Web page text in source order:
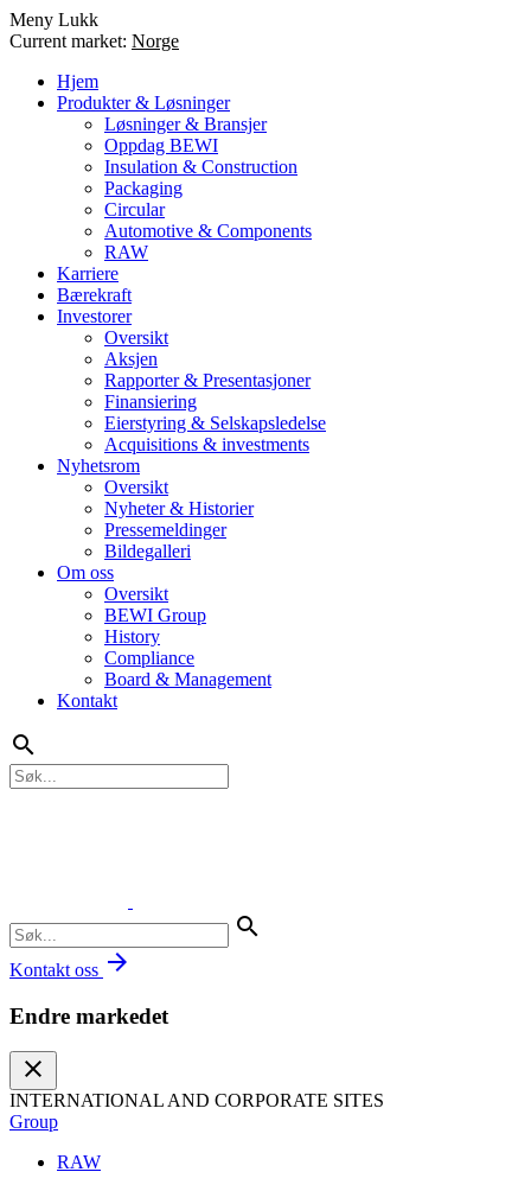
Meny Lukk
Current market: Norge
Hjem
Produkter & Løsninger
Løsninger & Bransjer
Oppdag BEWI
Insulation & Construction
Packaging
Circular
Automotive & Components
RAW
Karriere
Bærekraft
Investorer
Oversikt
Aksjen
Rapporter & Presentasjoner
Finansiering
Eierstyring & Selskapsledelse
Acquisitions & investments
Nyhetsrom
Oversikt
Nyheter & Historier
Pressemeldinger
Bildegalleri
Om oss
Oversikt
BEWI Group
History
Compliance
Board & Management
Kontakt
search
search
Kontakt oss arrow_forward
Endre markedet
close
INTERNATIONAL AND CORPORATE SITES
Group
RAW